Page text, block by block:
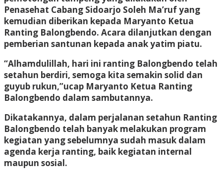
Penasehat Cabang Sidoarjo Soleh Ma’ruf yang
kemudian diberikan kepada Maryanto Ketua
Ranting Balongbendo. Acara dilanjutkan dengan
pemberian santunan kepada anak yatim piatu.
“Alhamdulillah, hari ini ranting Balongbendo telah
setahun berdiri, semoga kita semakin solid dan
guyub rukun,”ucap Maryanto Ketua Ranting
Balongbendo dalam sambutannya.
Dikatakannya, dalam perjalanan setahun Ranting
Balongbendo telah banyak melakukan program
kegiatan yang sebelumnya sudah masuk dalam
agenda kerja ranting, baik kegiatan internal
maupun sosial.